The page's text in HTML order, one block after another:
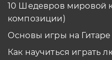
10 Шедевров мировой
композиции)
Основы игры на Гитаре
Как научиться играть